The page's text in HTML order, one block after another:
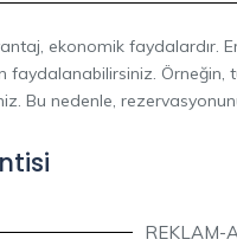
ekonomik faydalardır.
faydalanabilirsiniz. Örneğin,
Bu nedenle,